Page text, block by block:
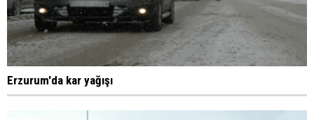
Erzurum'da kar yağışı